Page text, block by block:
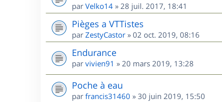
par Velko14 » 28 juil. 2017, 18:41
Pièges a VTTistes
par ZestyCastor » 02 oct. 2019, 08:16
Endurance
par vivien91 » 20 mars 2019, 13:28
Poche à eau
par francis31460 » 30 juin 2019, 15:50